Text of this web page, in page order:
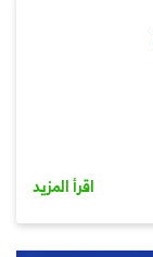
اقرأ المزيد